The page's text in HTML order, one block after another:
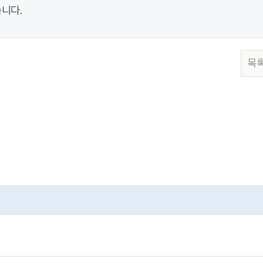
다.
목